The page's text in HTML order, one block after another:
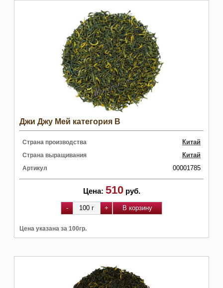
Джи Джу Мей категория В
Страна производства Китай
Страна выращивания Китай
Артикул 00001785
Цена: 510 руб.
Цена указана за 100гр.